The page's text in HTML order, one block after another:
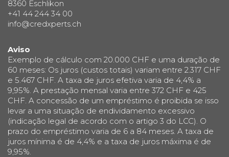
8360 Eschlikon
+41 44 244 34 00
info@credxperts.ch
Aviso
Exemplo de cálculo com 20.000 CHF e uma duração de
60 meses: Os juros (custos totais) variam entre 2.317 CHF
e 5.467 CHF. A taxa de juros efetiva varia de 4,4% a
9,95%. A prestação mensal varia entre 372 CHF e 425
CHF. A concessão de um empréstimo é proibida se isso
levar a uma situação de endividamento excessivo
(indicação legal de acordo com o artigo 3 do LCC). O
prazo do empréstimo varia de 6 a 84 meses. A taxa de
juros mínima é de 4,4% e a taxa de juros máxima é de
9,95%.